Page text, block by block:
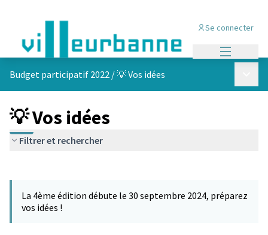
Se connecter
Budget participatif 2022 /💡 Vos idées
💡 Vos idées
Filtrer et rechercher
−
La 4ème édition débute le 30 septembre 2024, préparez
vos idées !